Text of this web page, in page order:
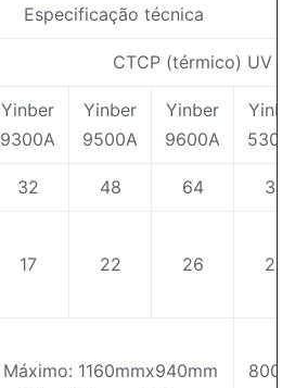
Especificação técnica
CTCP (térmico) UV
Yinber
9300A
Yinber
9500A
Yinber
9600A
32 48 64 32
17 22 26 22
Máximo: 1160mmx940mm